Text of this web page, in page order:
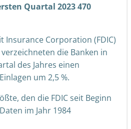
Quartal 2023 470
Insurance Corporation (FDIC)
die Banken in
des Jahres einen
um 2,5 %.
den die FDIC seit Beginn
im Jahr 1984